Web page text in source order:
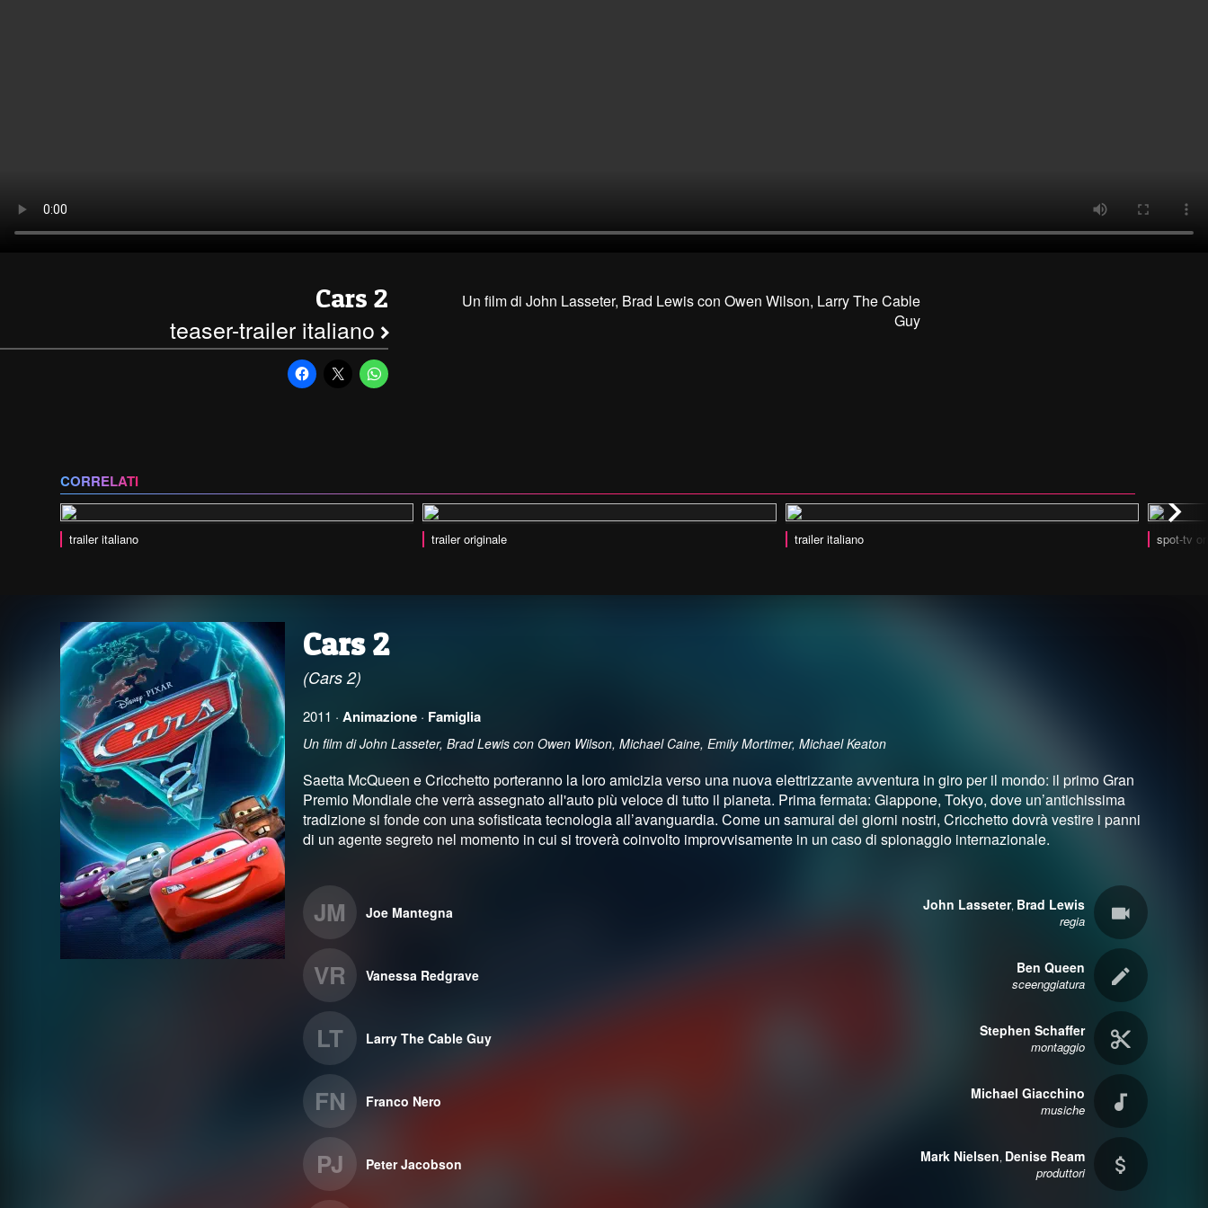
Cars 2
teaser-trailer italiano
Un film di John Lasseter, Brad Lewis con Owen Wilson, Larry The Cable
Guy
CORRELATI
trailer italiano trailer originale trailer italiano spot-tv
Cars 2
(Cars 2)
2011 · Animazione · Famiglia
Un film di John Lasseter, Brad Lewis con Owen Wilson, Michael Caine, Emily Mortimer, Michael Keaton
Saetta McQueen e Cricchetto porteranno la loro amicizia verso una nuova elettrizzante avventura in giro per il mondo: il primo Gran
Premio Mondiale che verrà assegnato all'auto più veloce di tutto il pianeta. Prima fermata: Giappone, Tokyo, dove un’antichissima
tradizione si fonde con una sofisticata tecnologia all’avanguardia. Come un samurai dei giorni nostri, Cricchetto dovrà vestire i panni
di un agente segreto nel momento in cui si troverà coinvolto improvvisamente in un caso di spionaggio internazionale.
JM Joe Mantegna
VR Vanessa Redgrave
LT Larry The Cable Guy
FN Franco Nero
PJ Peter Jacobson
John Lasseter, Brad Lewis
regia
Ben Queen
sceenggiatura
Stephen Schaffer
montaggio
Michael Giacchino
musiche
Mark Nielsen, Denise Ream
produttori